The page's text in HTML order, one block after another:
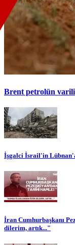
Brent petrolün varili
İşgalci İsrail'in Lübnan'a
İran Cumhurbaşkanı
dilerim, artık..."